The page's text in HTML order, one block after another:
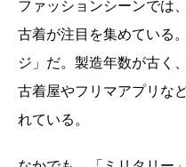
ファッションシーンでは
古着が注目を集めている
ジ」だ。製造年数が古く
古着屋やフリマアプリな
れている。